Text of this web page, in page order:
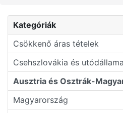
Kategóriák
Csökkenő áras tételek
Csehszlovákia és
Ausztria és Osztrák-
Magyarország